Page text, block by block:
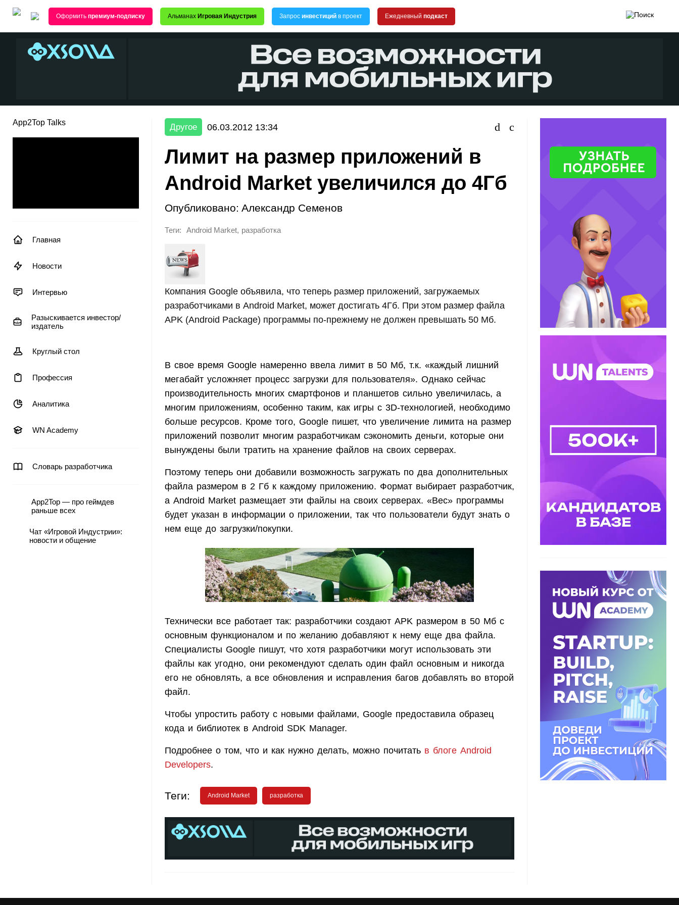
Оформить премиум-подписку Альманах Игровая Индустрия Запрос инвестиций в проект Ежедневный подкаст
App2Top Talks
Главная
Новости
Интервью
Разыскивается инвестор/
издатель
Круглый стол
Профессия
Аналитика
WN Academy
Словарь разработчика
App2Top — про геймдев
раньше всех
Чат «Игровой Индустрии»:
новости и общение
Другое 06.03.2012 13:34
Лимит на размер приложений в
Android Market увеличился до 4Гб
Опубликовано: Александр Семенов
Теги: Android Market, разработка
Компания Google объявила, что теперь размер приложений, загружаемых
разработчиками в Android Market, может достигать 4Гб. При этом размер файла
APK (Android Package) программы по-прежнему не должен превышать 50 Мб.
В свое время Google намеренно ввела лимит в 50 Мб, т.к. «каждый лишний
мегабайт усложняет процесс загрузки для пользователя». Однако сейчас
производительность многих смартфонов и планшетов сильно увеличилась, а
многим приложениям, особенно таким, как игры с 3D-технологией, необходимо
больше ресурсов. Кроме того, Google пишет, что увеличение лимита на размер
приложений позволит многим разработчикам сэкономить деньги, которые они
вынуждены были тратить на хранение файлов на своих серверах.
Поэтому теперь они добавили возможность загружать по два дополнительных
файла размером в 2 Гб к каждому приложению. Формат выбирает разработчик,
а Android Market размещает эти файлы на своих серверах. «Вес» программы
будет указан в информации о приложении, так что пользователи будут знать о
нем еще до загрузки/покупки.
Технически все работает так: разработчики создают APK размером в 50 Мб с
основным функционалом и по желанию добавляют к нему еще два файла.
Специалисты Google пишут, что хотя разработчики могут использовать эти
файлы как угодно, они рекомендуют сделать один файл основным и никогда
его не обновлять, а все обновления и исправления багов добавлять во второй
файл.
Чтобы упростить работу с новыми файлами, Google предоставила образец
кода и библиотек в Android SDK Manager.
Подробнее о том, что и как нужно делать, можно почитать в блоге Android
Developers.
Теги: Android Market разработка